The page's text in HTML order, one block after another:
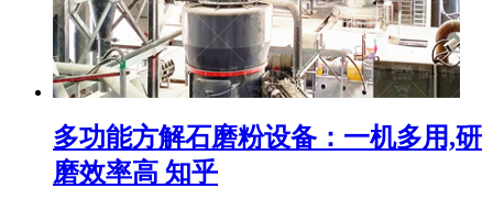
多功能方解石磨粉设备：一机多用,研
磨效率高 知乎